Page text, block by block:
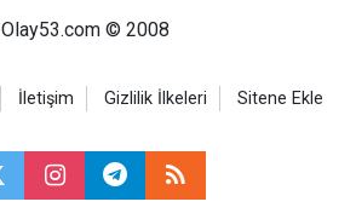
Olay53.com © 2008
İletişim Gizlilik İlkeleri Sitene Ekle